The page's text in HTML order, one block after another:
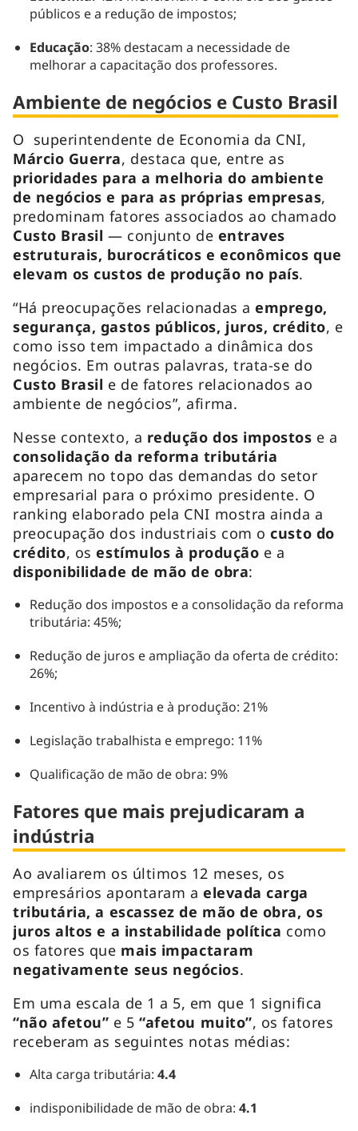
públicos e a redução de impostos;
Educação: 38% destacam a necessidade de
melhorar a capacitação dos professores.
Ambiente de negócios e Custo Brasil
O superintendente de Economia da CNI,
Márcio Guerra, destaca que, entre as
prioridades para a melhoria do ambiente
de negócios e para as próprias empresas,
predominam fatores associados ao chamado
Custo Brasil— conjunto de entraves
estruturais, burocráticos e econômicos que
elevam os custos de produção no país.
“Há preocupações relacionadas aemprego,
segurança, gastos públicos, juros, crédito, e
como isso tem impactado a dinâmica dos
negócios. Em outras palavras, trata-se do
Custo Brasil e de fatores relacionados ao
ambiente de negócios”, afirma.
Nesse contexto, a redução dos impostos e a
consolidação da reforma tributária
aparecem no topo das demandas do setor
empresarial para o próximo presidente. O
ranking elaborado pela CNI mostra ainda a
preocupação dos industriais com ocusto do
crédito, osestímulos à produção e a
disponibilidade de mão de obra:
Redução dos impostos e a consolidação da reforma
tributária: 45%;
Redução de juros e ampliação da oferta de crédito:
26%;
Incentivo à indústria e à produção: 21%
Legislação trabalhista e emprego: 11%
Qualificação de mão de obra: 9%
Fatores que mais prejudicaram a
indústria
Ao avaliarem os últimos 12 meses, os
empresários apontaram a elevada carga
tributária, a escassez de mão de obra, os
juros altos e a instabilidade política como
os fatores que mais impactaram
negativamente seus negócios.
Em uma escala de 1 a 5, em que 1 significa
“não afetou” e 5“afetou muito”, os fatores
receberam as seguintes notas médias:
Alta carga tributária: 4.4
indisponibilidade de mão de obra: 4.1